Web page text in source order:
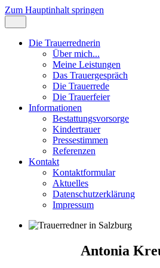
Zum Hauptinhalt springen
Die Trauerrednerin
Über mich...
Meine Leistungen
Das Trauergespräch
Die Trauerrede
Die Trauerfeier
Informationen
Bestattungsvorsorge
Kindertrauer
Pressestimmen
Referenzen
Kontakt
Kontaktformular
Aktuelles
Datenschutzerklärung
Impressum
Antonia